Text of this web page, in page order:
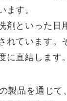
ます。
剤といった日
れています。
に直結します。
製品を通じて